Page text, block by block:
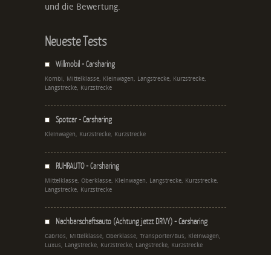
und die Bewertung.
Neueste Tests
Willmobil - Carsharing
Kombi, Mittelklasse, Kleinwagen, Langstrecke, Kurzstrecke,
Langstrecke, Kurzstrecke
Spotcar - Carsharing
Kleinwagen, Kurzstrecke, Kurzstrecke
RUHRAUTO - Carsharing
Mittelklasse, Oberklasse, Kleinwagen, Langstrecke, Kurzstrecke,
Langstrecke, Kurzstrecke
Nachbarschaftsauto (Achtung jetzt DRIVY) - Carsharing
Cabrios, Mittelklasse, Oberklasse, Transporter/Bus, Kleinwagen,
Luxus, Langstrecke, Kurzstrecke, Langstrecke, Kurzstrecke